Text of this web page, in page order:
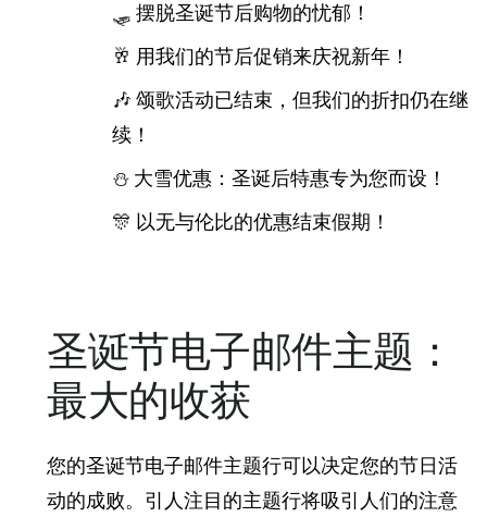
🛷 摆脱圣诞节后购物的忧郁！
🥂 用我们的节后促销来庆祝新年！
🎶 颂歌活动已结束，但我们的折扣仍在继
续！
⛄ 大雪优惠：圣诞后特惠专为您而设！
🎊 以无与伦比的优惠结束假期！
圣诞节电子邮件主题：
最大的收获
您的圣诞节电子邮件主题行可以决定您的节日活
动的成败。引人注目的主题行将吸引人们的注意